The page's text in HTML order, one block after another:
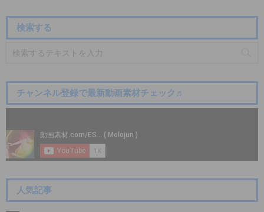
検索する
チャンネル登録で最新動画素材チェック♬
人気記事